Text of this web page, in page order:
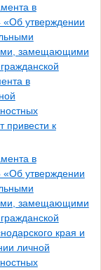
в
«Об утверждении
замещающими
в
привести к
в
«Об утверждении
замещающими
края и
личной